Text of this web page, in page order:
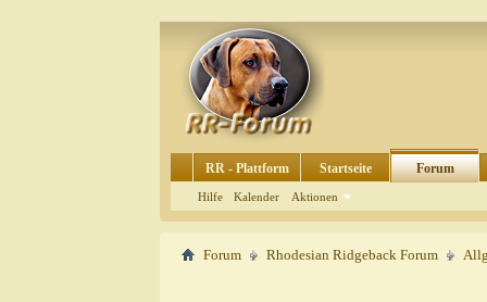
RR - Plattform Startseite Forum
Hilfe Kalender Aktionen
Forum Rhodesian Ridgeback Forum